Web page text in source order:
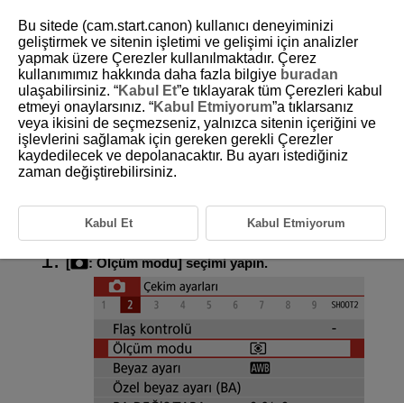
D101-054
Ölçüm Modu
Konu parlaklığının ölçülmesi için dört yöntem (ölçüm modu) mevcuttur.
Normal durumlarda değerlendirmeli ölçüm kullanmanız önerilir.
Değerlendirmeli ölçüm Temel Alan modlarında otomatik olarak ayarlanır
[ :Ölçüm modu] seçimi yapın.
Bu sitede (cam.start.canon) kullanıcı deneyiminizi
geliştirmek ve sitenin işletimi ve gelişimi için analizler
yapmak üzere Çerezler kullanılmaktadır. Çerez
kullanımımız hakkında daha fazla bilgiye buradan
ulaşabilirsiniz. “Kabul Et”e tıklayarak tüm Çerezleri kabul
etmeyi onaylarsınız. “Kabul Etmiyorum”a tıklarsanız
veya ikisini de seçmezseniz, yalnızca sitenin içeriğini ve
işlevlerini sağlamak için gereken gerekli Çerezler
kaydedilecek ve depolanacaktır. Bu ayarı istediğiniz
zaman değiştirebilirsiniz.
Kabul Et Kabul Etmiyorum